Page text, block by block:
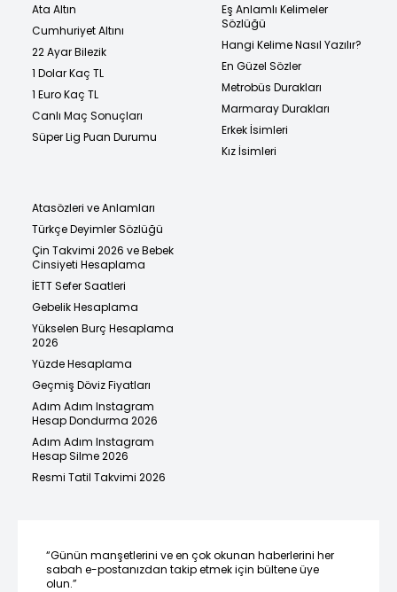
Ata Altın
Cumhuriyet Altını
22 Ayar Bilezik
1 Dolar Kaç TL
1 Euro Kaç TL
Canlı Maç Sonuçları
Süper Lig Puan Durumu
Eş Anlamlı Kelimeler
Sözlüğü
Hangi Kelime Nasıl Yazılır?
En Güzel Sözler
Metrobüs Durakları
Marmaray Durakları
Erkek İsimleri
Kız İsimleri
Atasözleri ve Anlamları
Türkçe Deyimler Sözlüğü
Çin Takvimi 2026 ve Bebek
Cinsiyeti Hesaplama
İETT Sefer Saatleri
Gebelik Hesaplama
Yükselen Burç Hesaplama
2026
Yüzde Hesaplama
Geçmiş Döviz Fiyatları
Adım Adım Instagram
Hesap Dondurma 2026
Adım Adım Instagram
Hesap Silme 2026
Resmi Tatil Takvimi 2026
“Günün manşetlerini ve en çok okunan haberlerini her
sabah e-postanızdan takip etmek için bültene üye
olun.”